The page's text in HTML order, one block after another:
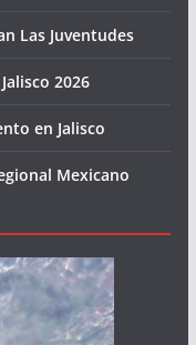
Las Juventudes
2026
en Jalisco
Mexicano